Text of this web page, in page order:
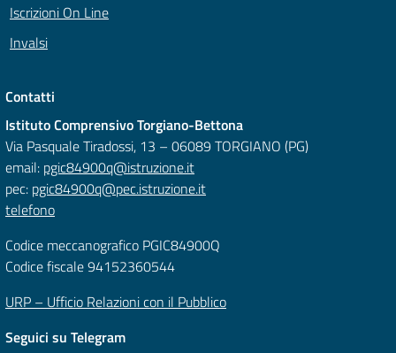
Iscrizioni On Line
Invalsi
Contatti
Istituto Comprensivo Torgiano-Bettona
Via Pasquale Tiradossi, 13 – 06089 TORGIANO (PG)
email: pgic84900q@istruzione.it
pec: pgic84900q@pec.istruzione.it
telefono
Codice meccanografico PGIC84900Q
Codice fiscale 94152360544
URP – Ufficio Relazioni con il Pubblico
Seguici su Telegram